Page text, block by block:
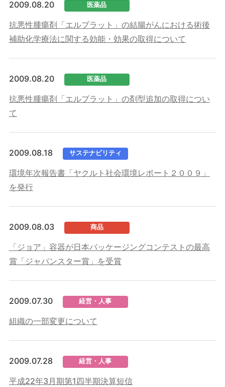
2009.08.20 医薬品
抗悪性腫瘍剤「エルプラット」の結腸がんにおける術後
補助化学療法に関する効能・効果の取得について
2009.08.20 医薬品
抗悪性腫瘍剤「エルプラット」の剤型追加の取得につい
て
2009.08.18 サステナビリティ
環境年次報告書「ヤクルト社会環境レポート２００９」
を発行
2009.08.03 商品
「ジョア」容器が日本パッケージングコンテストの最高
賞「ジャパンスター賞」を受賞
2009.07.30 経営・人事
組織の一部変更について
2009.07.28 経営・人事
平成22年3月期第1四半期決算短信